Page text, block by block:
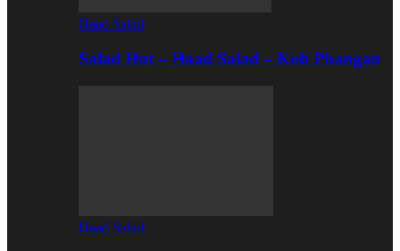
Haad Salad
Salad Hut – Haad Salad – Koh Phangan
Haad Salad